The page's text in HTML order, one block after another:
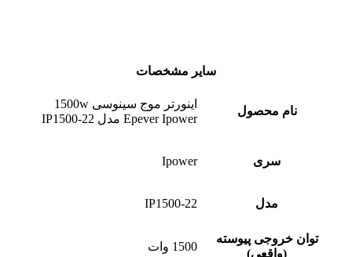
سایر مشخصات
نام محصول
اینورتر موج سینوسی 1500w
Epever Ipower مدل IP1500-22
سری Ipower
مدل IP1500-22
توان خروجی پیوسته
(واقعی)
1500 وات